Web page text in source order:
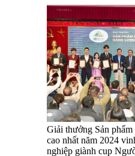
Giải thưởng Sản
cao nhất năm 2024
nghiệp giành cup